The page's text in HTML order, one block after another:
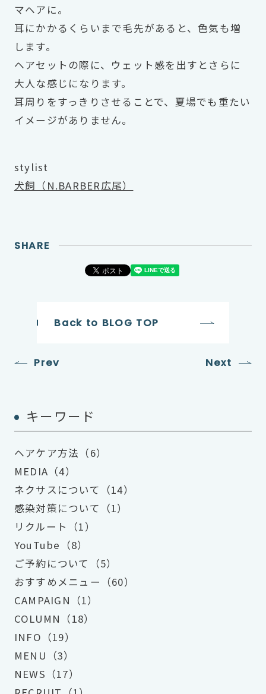
マヘアに。
耳にかかるくらいまで毛先があると、色気も増
します。
ヘアセットの際に、ウェット感を出すとさらに
大人な感じになります。
耳周りをすっきりさせることで、夏場でも重たい
イメージがありません。
stylist
犬飼（N.BARBER広尾）
SHARE
Prev
Back to BLOG TOP
Next
キーワード
ヘアケア方法（6）
MEDIA（4）
ネクサスについて（14）
感染対策について（1）
リクルート（1）
YouTube（8）
ご予約について（5）
おすすめメニュー（60）
CAMPAIGN（1）
COLUMN（18）
INFO（19）
MENU（3）
NEWS（17）